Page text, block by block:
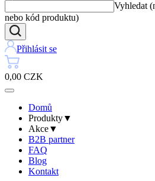
Vyhledat
nebo kód produktu)
Přihlásit se
0,00 CZK
Domů
Produkty▼
Akce▼
B2B partner
FAQ
Blog
Kontakt